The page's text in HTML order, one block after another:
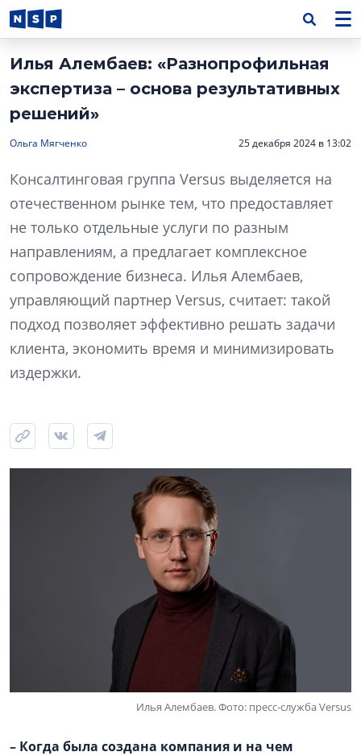
Илья Алембаев: «Разнопрофильная
экспертиза – основа результативных
решений»
Ольга Мягченко 25 декабря 2024 в 13:02
Консалтинговая группа Versus выделяется на
отечественном рынке тем, что предоставляет
не только отдельные услуги по разным
направлениям, а предлагает комплексное
сопровождение бизнеса. Илья Алембаев,
управляющий партнер Versus, считает: такой
подход позволяет эффективно решать задачи
клиента, экономить время и минимизировать
издержки.
Илья Алембаев. Фото: пресс-служба Versus
– Когда была создана компания и на чем